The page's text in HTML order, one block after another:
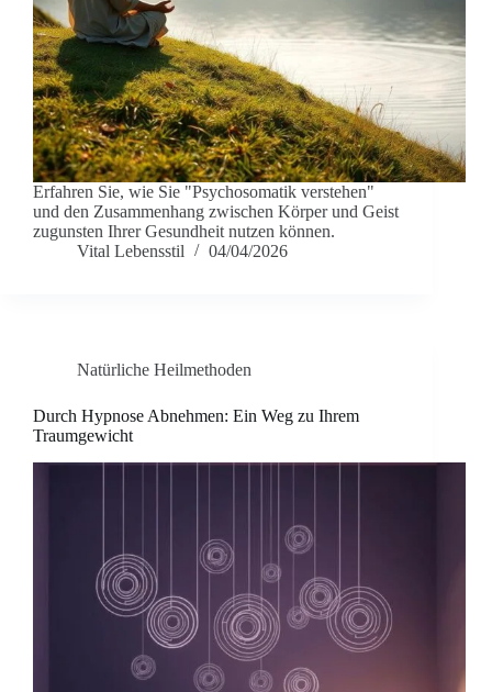
Erfahren Sie, wie Sie "Psychosomatik verstehen"
und den Zusammenhang zwischen Körper und Geist
zugunsten Ihrer Gesundheit nutzen können.
Vital Lebensstil
04/04/2026
Natürliche Heilmethoden
Durch Hypnose Abnehmen: Ein Weg zu Ihrem
Traumgewicht